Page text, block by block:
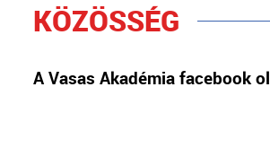
KÖZÖSSÉG
A Vasas Akadémia facebook